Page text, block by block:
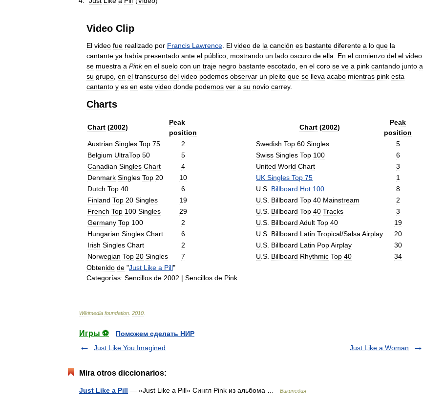
Video Clip
El video fue realizado por Francis Lawrence El video de la canción es bastante diferente a lo que la
cantante ya había presentado ante el público mostrando un lado oscuro de ella En el comienzo del el video
se muestra a Pink en el suelo con un traje negro bastante escotado en el coro se ve a pink cantando junto a
su grupo en el transcurso del video podemos observar un pleito que se lleva acabo mientras pink esta
cantanto y es en este video donde podemos ver a su novio carrey.
Charts
Chart (2002)
Peak
position
Austrian Singles Top 75
2
Belgium UltraTop 50
5
Canadian Singles Chart
4
Denmark Singles Top 20
10
Dutch Top 40
6
Finland Top 20 Singles
19
French Top 100 Singles
29
Germany Top 100
2
Hungarian Singles Chart
6
Irish Singles Chart
2
Norwegian Top 20 Singles 7
Chart(2002)
Peak
position
Swedish Top 60 Singles
5
Swiss Singles Top 100
6
United World Chart
3
UK Singles Top 75
1
U S Billboard Hot 100
8
U S Billboard Top 40 Mainstream
2
U S Billboard Top 40 Tracks
3
U S Billboard Adult Top 40
19
U S Billboard Latin Tropical/Salsa Airplay
20
U S Billboard Latin PopAirplay
30
U S Billboard Rhythmic Top 40
34
Obtenido de "Just Like a Pill"
Categorías: Sencillos de 2002 | Sencillos de Pink
Wikimedia foundation 2010
Игры ⚽
Поможем сделать НИР
Just Like You Imagined
Just Like a Woman
Mira otros diccionarios:
Just Like a Pill — «Just Like a Pill» Сингл Pink из альбома … Википедия